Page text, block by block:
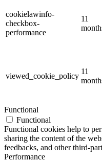
cookielawinfo-
checkbox-
performance
11
viewed_cookie_policy
11
Functional
Functional
Functional cookies help to
sharing the content of the
feedbacks, and other third-
Performance